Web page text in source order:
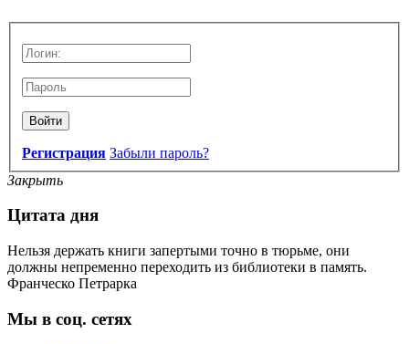
Войти
Регистрация Забыли пароль?
Закрыть
Цитата дня
Нельзя держать книги запертыми точно в тюрьме, они
должны непременно переходить из библиотеки в память.
Франческо Петрарка
Мы в соц. сетях